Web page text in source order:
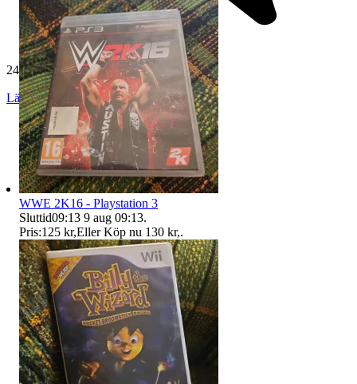
24 503 omdömen
Läs omdömen Följ
WWE 2K16 - Playstation 3
Sluttid09:13 9 aug 09:13.
Pris:125 kr,Eller Köp nu 130 kr,.